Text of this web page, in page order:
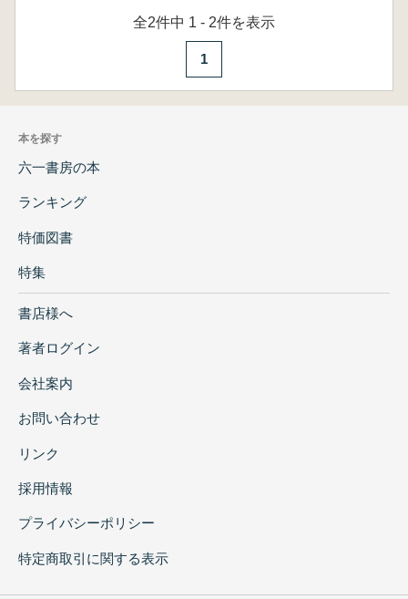
全2件中 1 - 2件を表示
1
本を探す
六一書房の本
ランキング
特価図書
特集
書店様へ
著者ログイン
会社案内
お問い合わせ
リンク
採用情報
プライバシーポリシー
特定商取引に関する表示